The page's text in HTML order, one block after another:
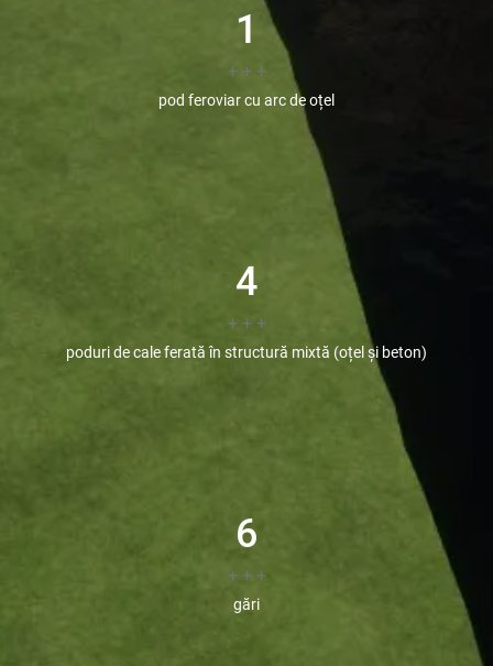
1
+ + +
pod feroviar cu arc de oțel
4
+ + +
poduri de cale ferată în structură mixtă (oțel și beton)
6
+ + +
gări